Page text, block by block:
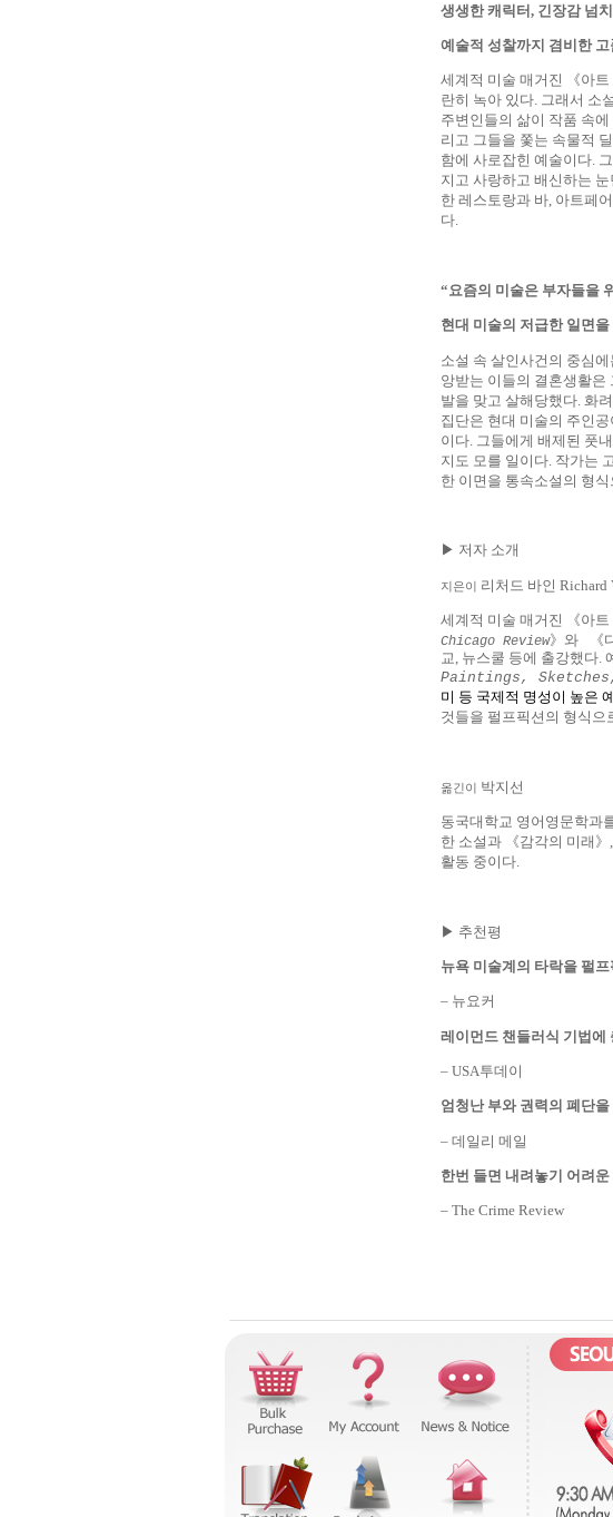
생생한 캐릭터, 긴장감 넘
예술적 성찰까지 겸비한 고
세계적 미술 매거진 《아트
란히 녹아 있다. 그래서 소
주변인들의 삶이 작품 속
리고 그들을 쫓는 속물적
함에 사로잡힌 예술이다.
지고 사랑하고 배신하는 눈
한 레스토랑과 바, 아트페
다.
“ 요즘의 미술은 부자들을
현대 미술의 저급한 일면
소설 속 살인사건의 중심
앙받는 이들의 결혼생활은
발을 맞고 살해당했다. 화
집단은 현대 미술의 주인
이다. 그들에게 배제된 풋
지도 모를 일이다. 작가는
한 이면을 통속소설의 형
▶ 저자 소개
지은이 리처드 바인 Richard
세계적 미술 매거진 《아트
Chicago Review》와 《
교 뉴스쿨 등에 출강했다.
Paintings,
미 등 국제적 명성이 높은
것들을 펄프픽션의 형식으
옮긴이 박지선
동국대학교 영어영문학과
한 소설과
《감각의 미래 》
활동 중이다.
▶ 추천평
뉴욕 미술계의 타락을 펄
– 뉴요커
레이먼드 챈들러식 기법에
– USA투데이
엄청난 부와 권력의 폐단
– 데일리 메일
한번 들면 내려놓기 어려운
– The Crime Review